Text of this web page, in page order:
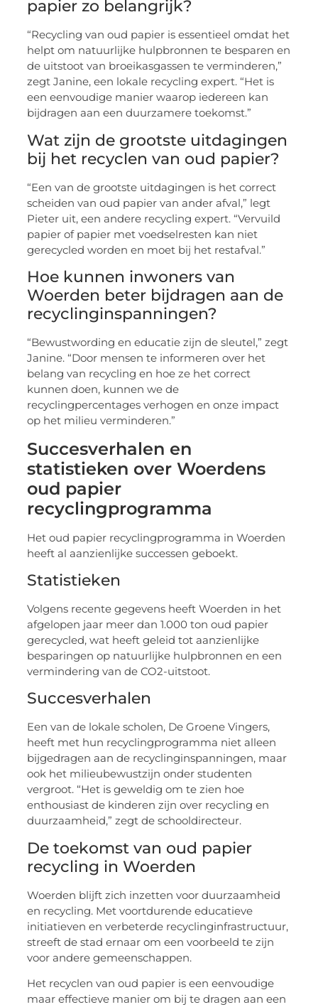
papier zo belangrijk?
“Recycling van oud papier is essentieel omdat het
helpt om natuurlijke hulpbronnen te besparen en
de uitstoot van broeikasgassen te verminderen,”
zegt Janine, een lokale recycling expert. “Het is
een eenvoudige manier waarop iedereen kan
bijdragen aan een duurzamere toekomst.”
Wat zijn de grootste uitdagingen
bij het recyclen van oud papier?
“Een van de grootste uitdagingen is het correct
scheiden van oud papier van ander afval,” legt
Pieter uit, een andere recycling expert. “Vervuild
papier of papier met voedselresten kan niet
gerecycled worden en moet bij het restafval.”
Hoe kunnen inwoners van
Woerden beter bijdragen aan de
recyclinginspanningen?
“Bewustwording en educatie zijn de sleutel,” zegt
Janine. “Door mensen te informeren over het
belang van recycling en hoe ze het correct
kunnen doen, kunnen we de
recyclingpercentages verhogen en onze impact
op het milieu verminderen.”
Succesverhalen en
statistieken over Woerdens
oud papier
recyclingprogramma
Het oud papier recyclingprogramma in Woerden
heeft al aanzienlijke successen geboekt.
Statistieken
Volgens recente gegevens heeft Woerden in het
afgelopen jaar meer dan 1.000 ton oud papier
gerecycled, wat heeft geleid tot aanzienlijke
besparingen op natuurlijke hulpbronnen en een
vermindering van de CO2-uitstoot.
Succesverhalen
Een van de lokale scholen, De Groene Vingers,
heeft met hun recyclingprogramma niet alleen
bijgedragen aan de recyclinginspanningen, maar
ook het milieubewustzijn onder studenten
vergroot. “Het is geweldig om te zien hoe
enthousiast de kinderen zijn over recycling en
duurzaamheid,” zegt de schooldirecteur.
De toekomst van oud papier
recycling in Woerden
Woerden blijft zich inzetten voor duurzaamheid
en recycling. Met voortdurende educatieve
initiatieven en verbeterde recyclinginfrastructuur,
streeft de stad ernaar om een voorbeeld te zijn
voor andere gemeenschappen.
Het recyclen van oud papier is een eenvoudige
maar effectieve manier om bij te dragen aan een